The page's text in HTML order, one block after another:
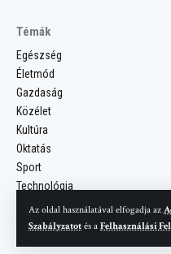
Az oldal használatával elfogadja az
Szabályzatot és a Felhasználási
Témák
Egészség
Életmód
Gazdaság
Közélet
Kultúra
Oktatás
Sport
Technológia
© 2025 Most Hír.